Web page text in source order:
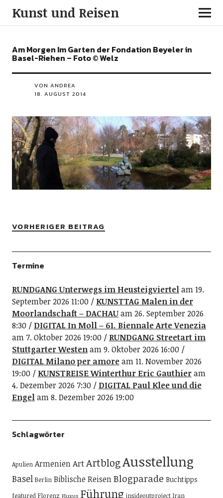
Kunst und Reisen
Am Morgen Im Garten der Fondation Beyeler in
Basel-Riehen – Foto © Welz
VON ANDREA
18. AUGUST 2014
VORHERIGER BEITRAG
Termine
RUNDGANG Unterwegs im Heusteigviertelam 19.
September 2026 11:00
KUNSTTAG Malen in der
Moorlandschaft – DACHAUam 26. September 2026
8:30
DIGITAL In Moll – 61. Biennale Arte Venezia
am 7. Oktober 2026 19:00
RUNDGANG Streetart im
Stuttgarter Westenam 9. Oktober 2026 16:00
DIGITAL Milano per amoream 11. November 2026
19:00
KUNSTREISE Winterthur Eric Gauthieram
4. Dezember 2026 7:30
DIGITAL Paul Klee und die
Engelam 8. Dezember 2026 19:00
Schlagwörter
Apulien ArmenienArtArtblogAusstellung
Basel Berlin Biblische ReisenBlogparade Buchtipps
featured Florenz Fluxus Führung insideoutproject Iran